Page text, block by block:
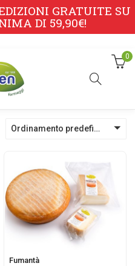
GRATUITE SU
DI 59,90€!
0
Ordinamento predefinito
Fumantà